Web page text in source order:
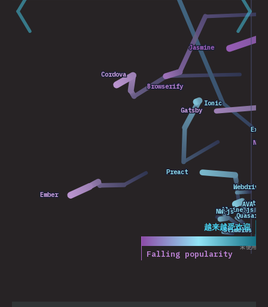
未使用过
2017
Preact
Preact
2018
2021
Ember
Ember
2016
2017
2018
2019
2020
2021
Alpine.js
Alpine.js
2020
2021
Lit
Lit
2020
2021
Stimulus
Stimulus
2020
2021
2021
Gatsby
Gatsby 2021
AVA
AVA
2016
2017
2018
2019
2020
Jasmine
Jasmine
2021
2021
Browserify
Browserify
2017
2020
2021
Cordova
Cordova 2017
2018
2019
2021
Ionic
Ionic
2018
2020
2021
NW.js
NW.js
20192020
2021
Expo
Expo
Quasar
Quasar
2020
2021
越来越受欢迎
Falling popularity